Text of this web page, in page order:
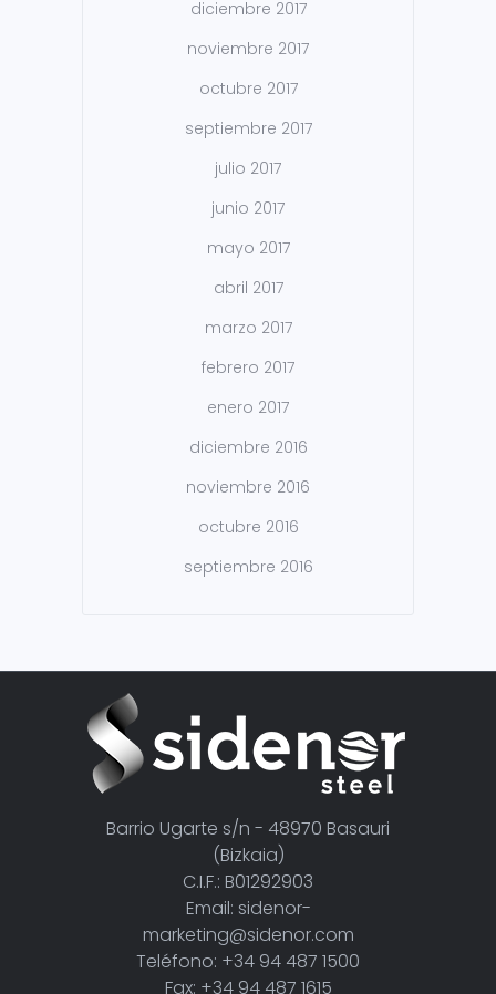
diciembre 2017
noviembre 2017
octubre 2017
septiembre 2017
julio 2017
junio 2017
mayo 2017
abril 2017
marzo 2017
febrero 2017
enero 2017
diciembre 2016
noviembre 2016
octubre 2016
septiembre 2016
Barrio Ugarte s/n - 48970 Basauri
(Bizkaia)
C.I.F.: B01292903
Email: sidenor-
marketing@sidenor.com
Teléfono: +34 94 487 1500
Fax: +34 94 487 1615